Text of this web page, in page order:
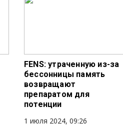
FENS: утраченную из-за
бессонницы память
возвращают
препаратом для
потенции
1 июля 2024, 09:26